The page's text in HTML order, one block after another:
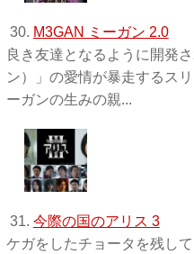
30. M3GAN ミーガン 2.0
良き友達となるように開発
ン）」の愛情が暴走するス
ーガンの生みの親...
31. 今際の国のアリス 3
ケガをしたチョータを残し